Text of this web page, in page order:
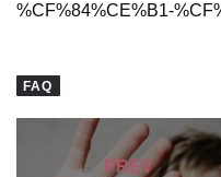
%CF%84%CE%B1-
FAQ
PREV